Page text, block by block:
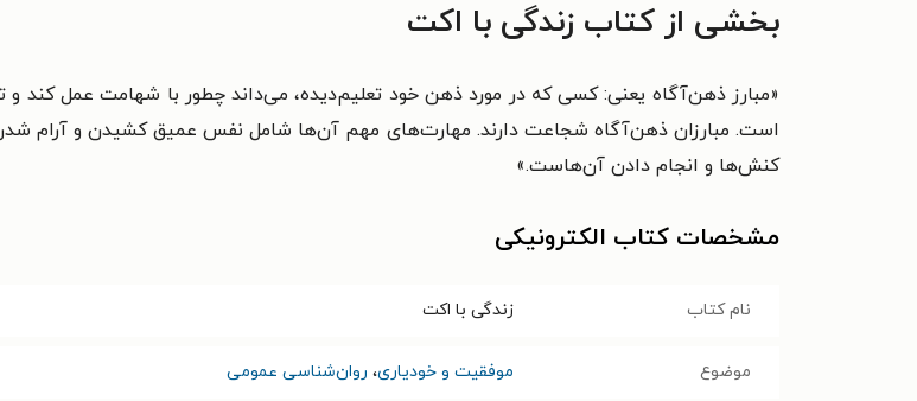
بخشی از کتاب زندگی با اکت
«مبارز ذهن‌آگاه یعنی: کسی که در مورد ذهن خود تعلیم‌دیده، می‌داند چطور با شهامت عمل کند
است. مبارزان ذهن‌آگاه شجاعت دارند. مهارت‌های مهم آن‌ها شامل نفس عمیق کشیدن و آرام
کنش‌ها و انجام دادن آن‌هاست.»
مشخصات کتاب الکترونیکی
نام کتاب زندگی با اکت
موضوع موفقیت و خودیاری، روان‌شناسی عمومی